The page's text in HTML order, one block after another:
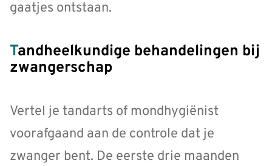
gaatjes ontstaan.
Tandheelkundige behandelingen bij
zwangerschap
Vertel je tandarts of mondhygiënist
voorafgaand aan de controle dat je
zwanger bent. De eerste drie maanden